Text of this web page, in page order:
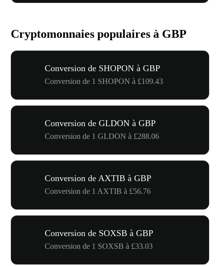
Cryptomonnaies populaires à GBP
Conversion de SHOPON à GBP
Conversion de 1 SHOPON à £109.43
Conversion de GLDON à GBP
Conversion de 1 GLDON à £288.06
Conversion de AXTIB à GBP
Conversion de 1 AXTIB à £56.76
Conversion de SOXSB à GBP
Conversion de 1 SOXSB à £33.03